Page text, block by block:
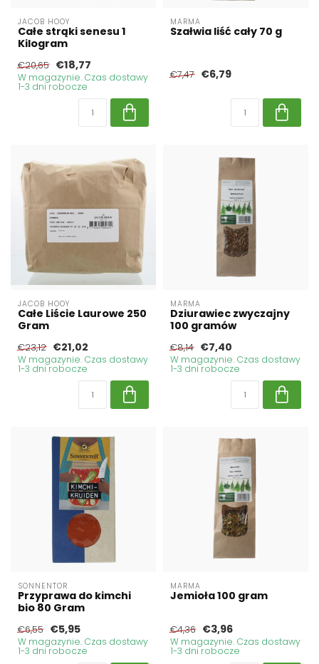
JACOB HOOY
Całe strąki senesu 1
Kilogram
€20,65 €18,77
W magazynie. Czas dostawy
1-3 dni robocze
MARMA
Szałwia liść cały 70 g
€7,47 €6,79
JACOB HOOY
Całe Liście Laurowe 250
Gram
€23,12 €21,02
W magazynie. Czas dostawy
1-3 dni robocze
MARMA
Dziurawiec zwyczajny
100 gramów
€8,14 €7,40
W magazynie. Czas dostawy
1-3 dni robocze
SONNENTOR
Przyprawa do kimchi
bio 80 Gram
€6,55 €5,95
W magazynie. Czas dostawy
1-3 dni robocze
MARMA
Jemioła 100 gram
€4,36 €3,96
W magazynie. Czas dostawy
1-3 dni robocze